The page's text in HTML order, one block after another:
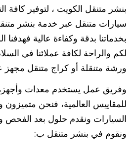
بنشر متنقل الكويت ، لتوفير كافة
سيارات متنقل عبر خدمة بنشر
بخدماتنا بدقة وكفاءة عالية فهدفنا
لكم والراحة لكافة عملائنا في
ورشة متنقلة أو كراج متنقل
وفريق عمل يستخدم معدات
للمقاييس العالمية، فنحن
السيارات ونقدم حلول بعد الفحص
ونقوم في بنشر متنقل ب: